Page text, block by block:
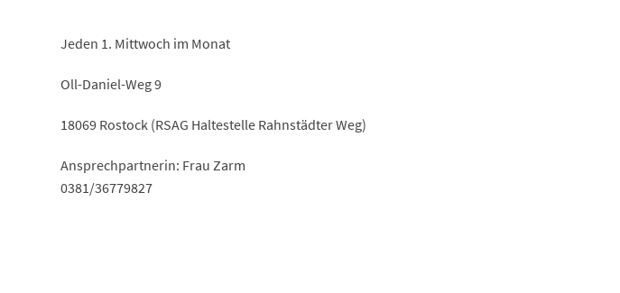
Jeden 1. Mittwoch im Monat
Oll-Daniel-Weg 9
18069 Rostock (RSAG Haltestelle Rahnstädter Weg)
Ansprechpartnerin: Frau Zarm
0381/36779827